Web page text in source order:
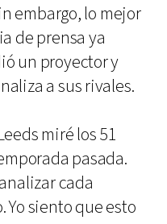
embargo, lo mejor
de prensa ya
un proyector y
a sus rivales.
miré los 51
pasada.
cada
siento que esto